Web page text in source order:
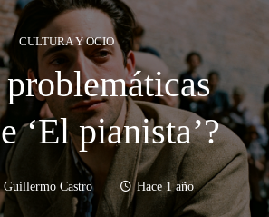
CULTURA Y OCIO
‘El pianista’?
Guillermo Castro Hace 1 año